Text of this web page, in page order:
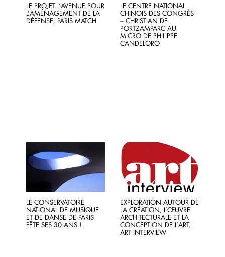
LE PROJET L’AVENUE POUR
L’AMÉNAGEMENT DE LA
DÉFENSE, PARIS MATCH
LE CENTRE NATIONAL
CHINOIS DES CONGRÈS
– CHRISTIAN DE
PORTZAMPARC AU
MICRO DE PHILIPPE
CANDELORO
LE CONSERVATOIRE
NATIONAL DE MUSIQUE
ET DE DANSE DE PARIS
FÊTE SES 30 ANS !
EXPLORATION AUTOUR DE
LA CRÉATION, L’ŒUVRE
ARCHITECTURALE ET LA
CONCEPTION DE L’ART,
ART INTERVIEW